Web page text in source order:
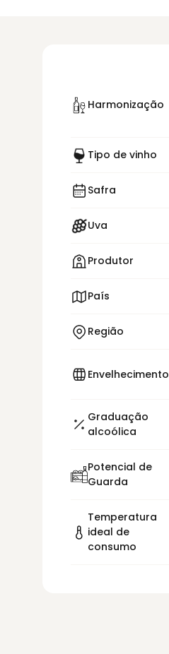
Harmonização
Tipo de vinho
Safra
Uva
Produtor
País
Região
Envelhecimento
Graduação
alcoólica
Potencial de
Guarda
Temperatura
ideal de
consumo